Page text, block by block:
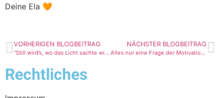
Deine Ela 🧡
VORHERIGEN BLOGBEITRAG
“Still wird’s, wo das Licht sachte wird” – Eine Ode an die Dunkelheit
NÄCHSTER BLOGBEITRAG
Alles nur eine Frage der Motivation?
Rechtliches